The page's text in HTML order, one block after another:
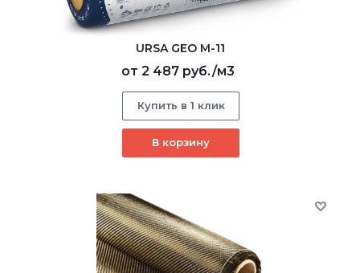
URSA GEO M-11
от 2 487 руб./м3
Купить в 1 клик
В корзину